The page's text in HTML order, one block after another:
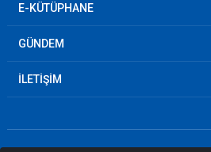
E-KÜTÜPHANE
GÜNDEM
İLETİŞİM